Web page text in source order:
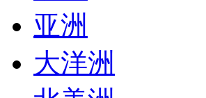
亚洲
大洋洲